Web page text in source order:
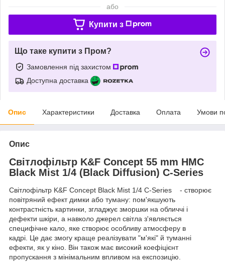
або
Купити з
Що таке купити з Пром?
Замовлення під захистом
Доступна доставка
Опис Характеристики Доставка Оплата Умови
Опис
Світлофільтр K&F Concept 55 mm HMC
Black Mist 1/4 (Black Diffusion) C-Series
Світлофільтр K&F Concept Black Mist 1/4 C-Series - створює
повітряний ефект димки або туману: пом'якшують
контрастність картинки, згладжує зморшки на обличчі і
дефекти шкіри, а навколо джерел світла з'являється
специфічне кало, яке створює особливу атмосферу в
кадрі. Це дає змогу краще реалізувати "м'які" й туманні
ефекти, як у кіно. Він також має високий коефіцієнт
пропускання з мінімальним впливом на експозицію.